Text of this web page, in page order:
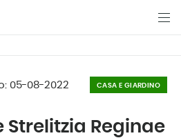
05-08-2022 CASA E GIARDINO
Reginae